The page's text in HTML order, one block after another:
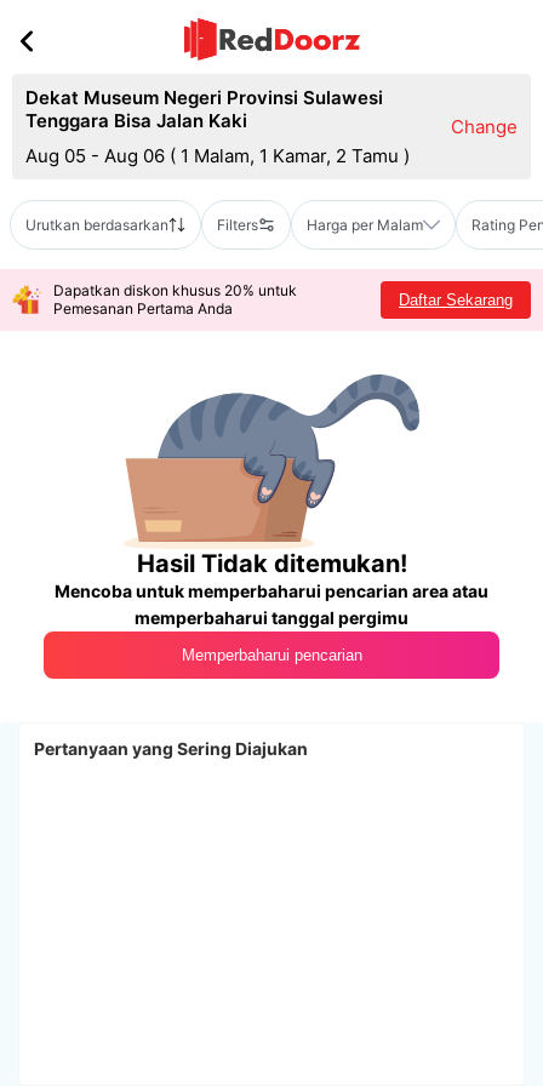
Dekat Museum Negeri Provinsi Sulawesi
Tenggara Bisa Jalan Kaki
Aug 05 - Aug 06 ( 1 Malam, 1 Kamar, 2 Tamu )
Change
Urutkan berdasarkan Filters Harga per Malam Rating
Dapatkan diskon khusus 20% untuk
Pemesanan Pertama Anda
Daftar Sekarang
Hasil Tidak ditemukan!
Mencoba untuk memperbaharui pencarian area atau
memperbaharui tanggal pergimu
Memperbaharui pencarian
Pertanyaan yang Sering Diajukan